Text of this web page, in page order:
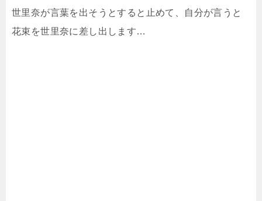
世里奈が言葉を出そうとすると止めて、自分が言うと
花束を世里奈に差し出します…